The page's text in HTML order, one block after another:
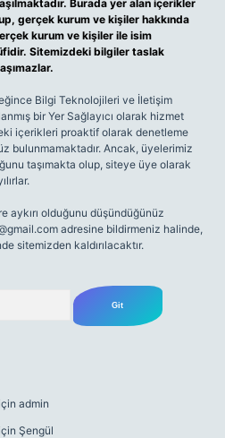
Burada yer alan içerikler
gerçek kurum ve kişiler hakkında
kurum ve kişiler ile isim
Sitemizdeki bilgiler taslak
Bilgi Teknolojileri ve İletişim
bir Yer Sağlayıcı olarak hizmet
içerikleri proaktif olarak denetleme
bulunmamaktadır. Ancak, üyelerimiz
taşımakta olup, siteye üye olarak
aykırı olduğunu düşündüğünüz
adresine bildirmeniz halinde,
sitemizden kaldırılacaktır.
admin
Şengül